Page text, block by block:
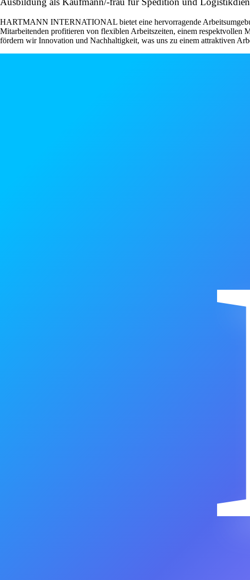
HARTMANN INTERNATIONAL bietet eine hervorragende
Mitarbeitenden profitieren von flexiblen Arbeitszeiten, einem respektvollen
fördern wir Innovation und Nachhaltigkeit, was uns zu einem attraktiven